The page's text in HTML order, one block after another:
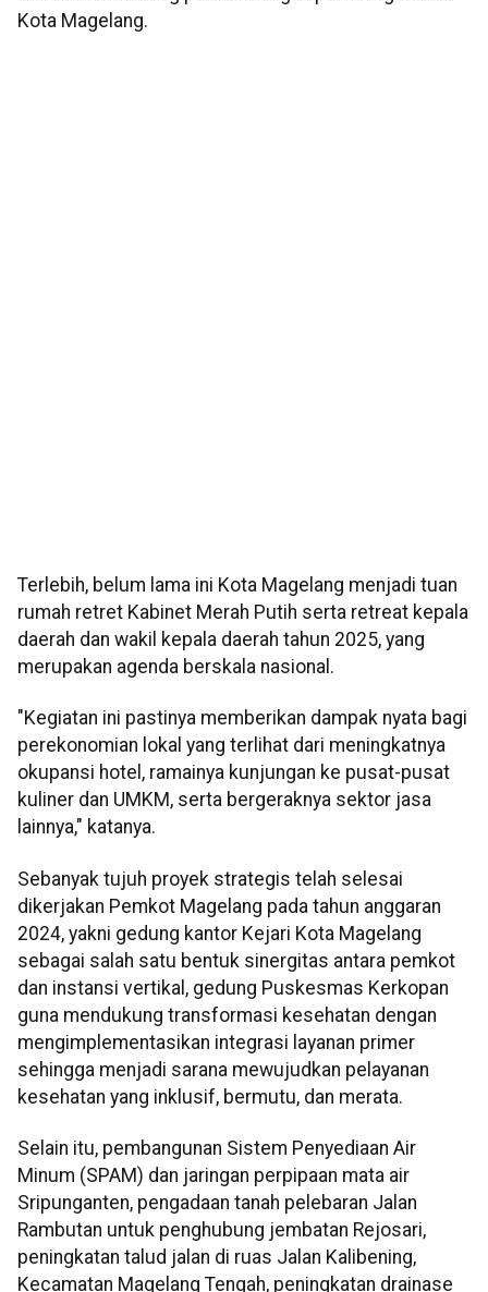
Kota Magelang.
Terlebih, belum lama ini Kota Magelang menjadi tuan
rumah retret Kabinet Merah Putih serta retreat kepala
daerah dan wakil kepala daerah tahun 2025, yang
merupakan agenda berskala nasional.
"Kegiatan ini pastinya memberikan dampak nyata bagi
perekonomian lokal yang terlihat dari meningkatnya
okupansi hotel, ramainya kunjungan ke pusat-pusat
kuliner dan UMKM, serta bergeraknya sektor jasa
lainnya," katanya.
Sebanyak tujuh proyek strategis telah selesai
dikerjakan Pemkot Magelang pada tahun anggaran
2024, yakni gedung kantor Kejari Kota Magelang
sebagai salah satu bentuk sinergitas antara pemkot
dan instansi vertikal, gedung Puskesmas Kerkopan
guna mendukung transformasi kesehatan dengan
mengimplementasikan integrasi layanan primer
sehingga menjadi sarana mewujudkan pelayanan
kesehatan yang inklusif, bermutu, dan merata.
Selain itu, pembangunan Sistem Penyediaan Air
Minum (SPAM) dan jaringan perpipaan mata air
Sripunganten, pengadaan tanah pelebaran Jalan
Rambutan untuk penghubung jembatan Rejosari,
peningkatan talud jalan di ruas Jalan Kalibening,
Kecamatan Magelang Tengah, peningkatan drainase